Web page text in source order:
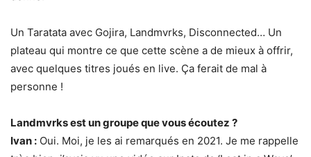
Un Taratata avec Gojira, Landmvrks, Disconnected… Un
plateau qui montre ce que cette scène a de mieux à offrir,
avec quelques titres joués en live. Ça ferait de mal à
personne !
Landmvrks est un groupe que vous écoutez ?
Ivan : Oui. Moi, je les ai remarqués en 2021. Je me rappelle